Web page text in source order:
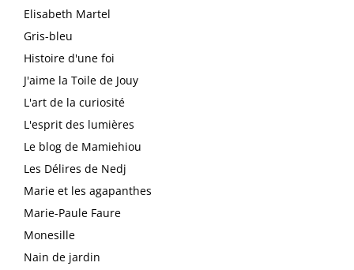
Elisabeth Martel
Gris-bleu
Histoire d'une foi
J'aime la Toile de Jouy
L'art de la curiosité
L'esprit des lumières
Le blog de Mamiehiou
Les Délires de Nedj
Marie et les agapanthes
Marie-Paule Faure
Monesille
Nain de jardin